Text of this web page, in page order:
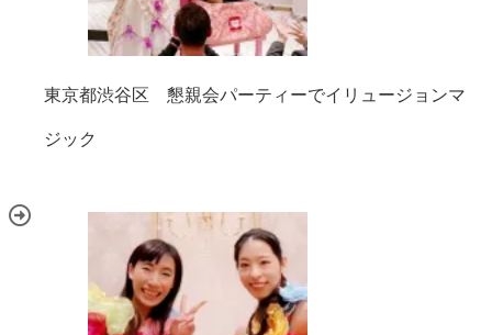
東京都渋谷区 懇親会パーティーでイリュージョンマ
ジック